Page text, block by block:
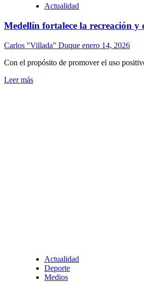
Actualidad
Medellín fortalece la recreación
Carlos "Villada" Duque enero 14, 2026
Con el propósito de promover el uso
Leer más
Actualidad
Deporte
Medios